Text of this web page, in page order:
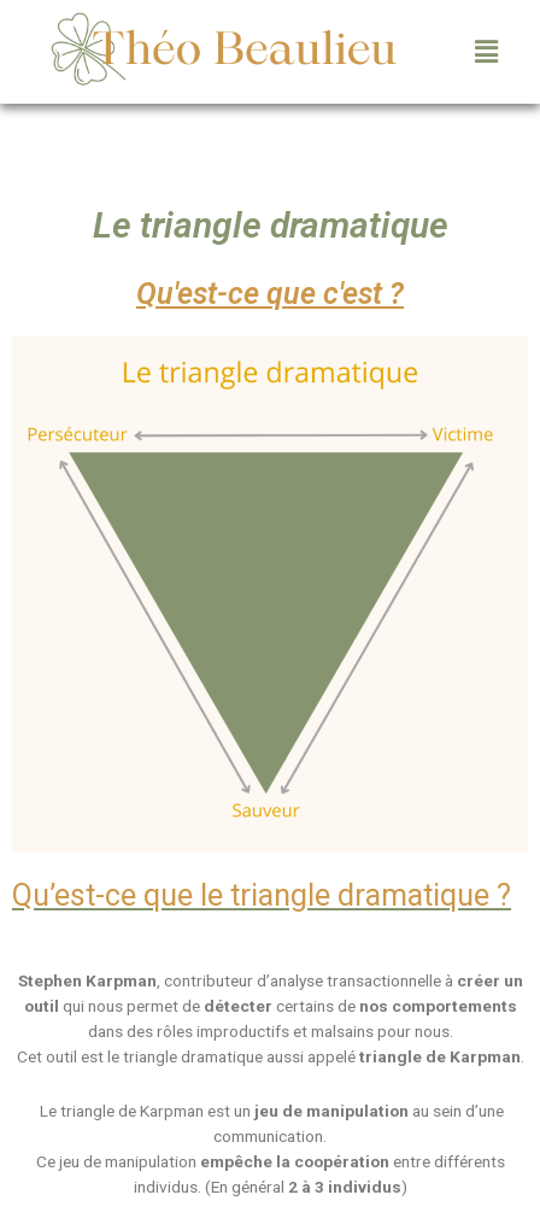
Le triangle dramatique
Qu'est-ce que c'est ?
Qu’est-ce que le triangle dramatique ?
Stephen Karpman , contributeur d’analyse transactionnelle à créer un
outil qui nous permet de détecter certains de nos comportements
dans des rôles improductifs et malsains pour nous.
Cet outil est le triangle dramatique aussi appelétriangle de Karpman
Le triangle de Karpman est un jeu de manipulation au sein d’une
communication.
Ce jeu de manipulation empêche la coopération entre différents
individus. (En général 2 à 3 individus)